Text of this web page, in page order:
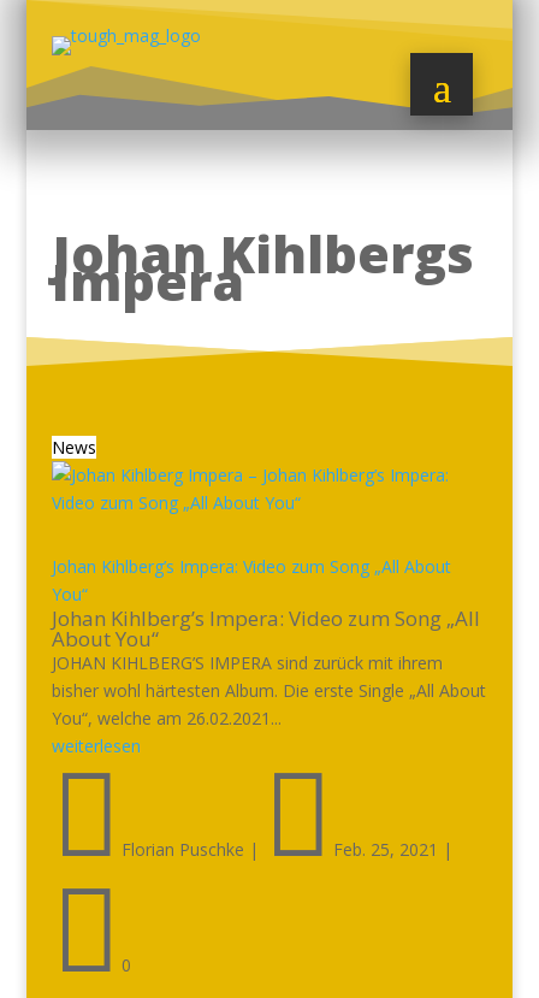
Johan Kihlbergs
Impera
News
Johan Kihlberg’s Impera: Video zum Song „All About
You“
Johan Kihlberg’s Impera: Video zum Song „All
About You“
JOHAN KIHLBERG’S IMPERA sind zurück mit ihrem
bisher wohl härtesten Album. Die erste Single „All About
You“, welche am 26.02.2021...
weiterlesen
 Florian Puschke |  Feb. 25, 2021 |
 0